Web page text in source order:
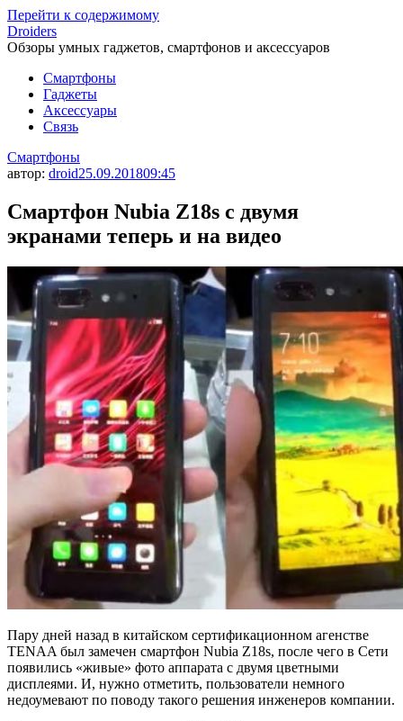
Перейти к содержимому
Droiders
Обзоры умных гаджетов, смартфонов и аксессуаров
Смартфоны
Гаджеты
Аксессуары
Связь
Смартфоны
автор: droid25.09.201809:45
Смартфон Nubia Z18s с двумя
экранами теперь и на видео
Пару дней назад в китайском сертификационном агенстве
TENAA был замечен смартфон Nubia Z18s, после чего в Сети
появились «живые» фото аппарата с двумя цветными
дисплеями. И, нужно отметить, пользователи немного
недоумевают по поводу такого решения инженеров компании.